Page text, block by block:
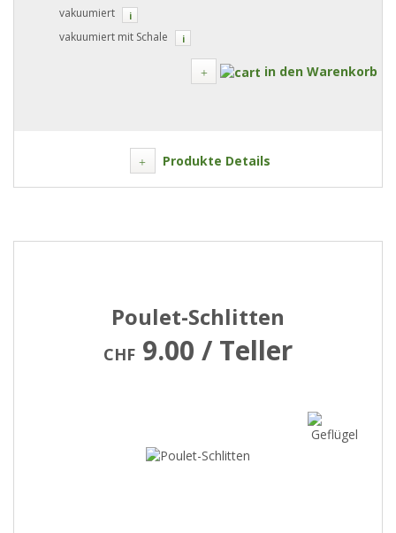
Produkte Details
vakuumiert i
vakuumiert mit Schale i
in den Warenkorb
Poulet-Schlitten
CHF 9.00 / Teller